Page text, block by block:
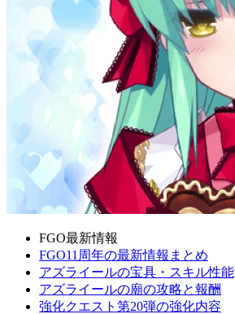
FGO最新情報
FGO11周年の最新情報まとめ
アズライールの宝具・スキル性能
アズライールの廟の攻略と報酬
強化クエスト第20弾の強化内容